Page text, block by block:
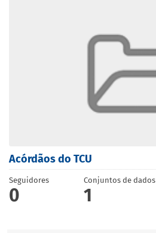
Acórdãos do TCU
Seguidores
0
Conjuntos de dados
1